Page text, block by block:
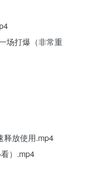
场打爆（非常重
释放使用.mp4
）.mp4